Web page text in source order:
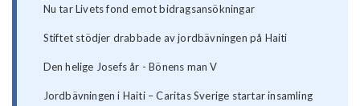
Nu tar Livets fond emot bidragsansökningar
Stiftet stödjer drabbade av jordbävningen på Haiti
Den helige Josefs år - Bönens man V
Jordbävningen i Haiti – Caritas Sverige startar insamling